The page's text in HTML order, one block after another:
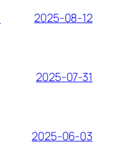
2025-08-12
2025-07-31
2025-06-03